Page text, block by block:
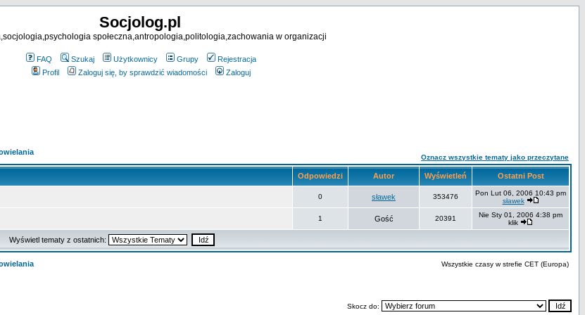
Socjolog.pl
społeczna,antropologia,politologia,zachowania w organizacji
FAQ Szukaj Użytkownicy Grupy
Rejestracja
Profil
Zaloguj się, by sprawdzić wiadomości Zaloguj
Oznacz wszystkie tematy jako przeczytane
Odpowiedzi Autor Wyświetleń Ostatni Post
0 sławek 353476
Pon Lut 06, 2006 10:43 pm
sławek
1 Gość 20391
Nie Sty 01, 2006 4:38 pm
klik
Wyświetl tematy z ostatnich:
Wszystkie czasy w strefie CET (Europa)
Skocz do: